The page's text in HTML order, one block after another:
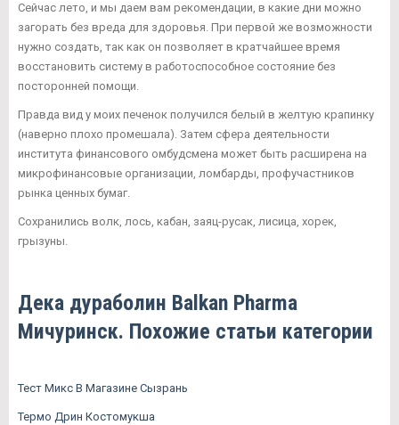
Сейчас лето, и мы даем вам рекомендации, в какие дни можно
загорать без вреда для здоровья. При первой же возможности
нужно создать, так как он позволяет в кратчайшее время
восстановить систему в работоспособное состояние без
посторонней помощи.
Правда вид у моих печенок получился белый в желтую крапинку
(наверно плохо промешала). Затем сфера деятельности
института финансового омбудсмена может быть расширена на
микрофинансовые организации, ломбарды, профучастников
рынка ценных бумаг.
Сохранились волк, лось, кабан, заяц-русак, лисица, хорек,
грызуны.
Дека дураболин Balkan Pharma
Мичуринск. Похожие статьи категории
Тест Микс В Магазине Сызрань
Термо Дрин Костомукша